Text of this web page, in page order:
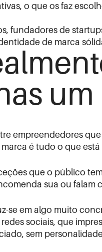
o que os faz
fundadores de
de marca
empreendedores
é tudo o que
que o público
sua ou falam
se em algo muito
sociais, que
sem